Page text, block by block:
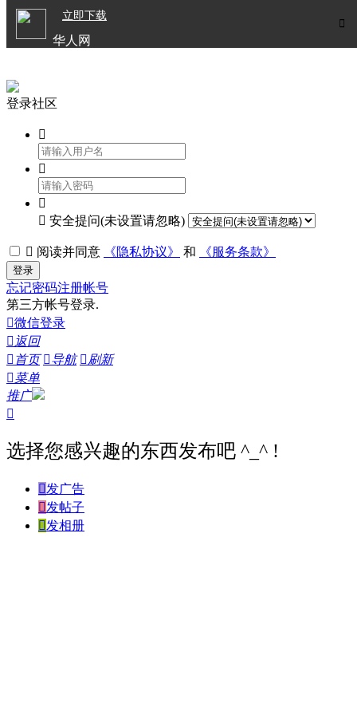

立即下载
华人网
登录社区



 安全提问(未设置请忽略)
 阅读并同意 《隐私协议》 和 《服务条款》
登录
忘记密码注册帐号
第三方帐号登录.
微信登录
 返回
 首页 导航 刷新
菜单
推广

选择您感兴趣的东西发布吧 ^_^ !
发广告
发帖子
发相册